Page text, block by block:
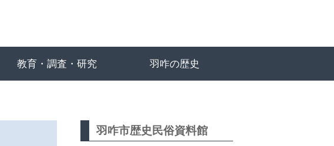
教育・調査・研究 羽咋の歴史
羽咋市歴史民俗資料館